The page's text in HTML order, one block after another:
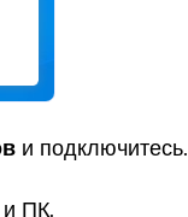
и подключитесь.
ПК.